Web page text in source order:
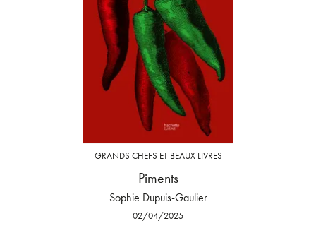
GRANDS CHEFS ET BEAUX LIVRES
Piments
Sophie Dupuis-Gaulier
02/04/2025